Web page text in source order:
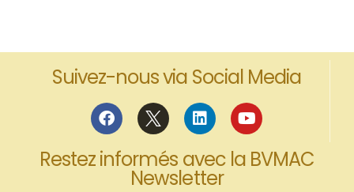
Suivez-nous via Social Media
Restez informés avec la BVMAC
Newsletter